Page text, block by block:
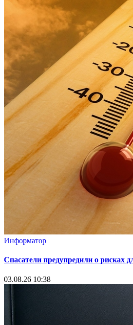
Информатор
Спасатели предупредили о рисках
03.08.26 10:38